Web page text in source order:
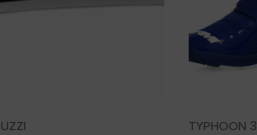
TYPHOON 3